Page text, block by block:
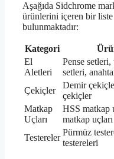
Aşağıda Sidchrome
ürünlerini içeren bir liste
bulunmaktadır:
Kategori
El
Aletleri
Pense
setleri,
Çekiçler
Demir
çekiçler
Matkap
Uçları
HSS matkap
matkap uçları
Testereler
Pürmüz
testereleri